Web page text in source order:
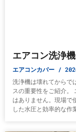
エアコン洗浄
エアコンカバー
洗浄機は壊れてからで
スの重要性をご紹介。
はありません。現場で
した水圧と効率的な作